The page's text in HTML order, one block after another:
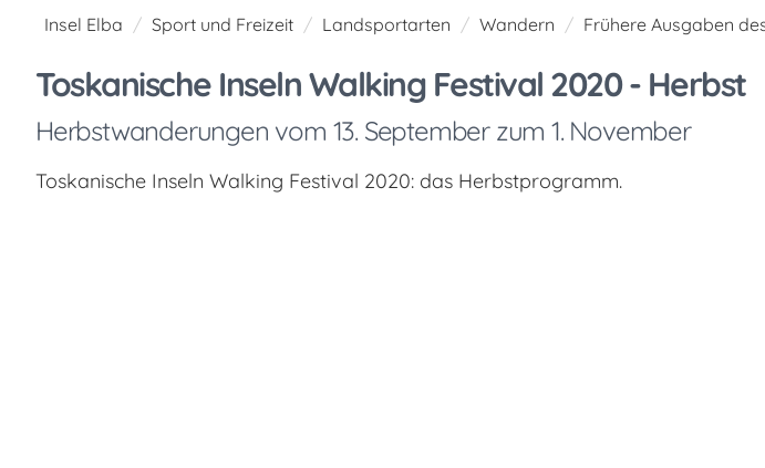
Insel Elba Sport und Freizeit Landsportarten Wandern Frühere Ausgaben
Toskanische Inseln Walking Festival 2020 - Herbst
Herbstwanderungen vom 13. September zum 1. November
Toskanische Inseln Walking Festival 2020: das Herbstprogramm.